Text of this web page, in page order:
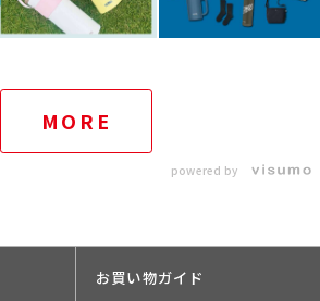
MORE
powered by
お買い物ガイド